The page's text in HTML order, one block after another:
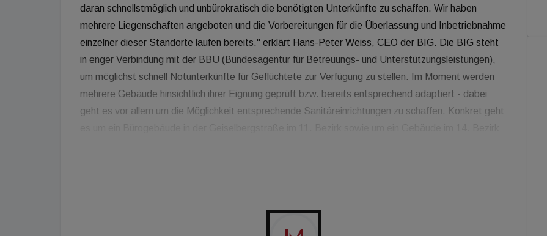
daran schnellstmöglich und unbürokratisch die benötigten Unterkünfte zu schaffen. Wir haben
mehrere Liegenschaften angeboten und die Vorbereitungen für die Überlassung und Inbetriebnahme
einzelner dieser Standorte laufen bereits." erklärt Hans-Peter Weiss, CEO der BIG. Die BIG steht
in enger Verbindung mit der BBU (Bundesagentur für Betreuungs- und Unterstützungsleistungen),
um möglichst schnell Notunterkünfte für Geflüchtete zur Verfügung zu stellen. Im Moment werden
mehrere Gebäude hinsichtlich ihrer Eignung geprüft bzw. bereits entsprechend adaptiert - dabei
geht es vor allem um die Möglichkeit entsprechende Sanitäreinrichtungen zu schaffen. Konkret geht
und Callcenter aber auch zur Lagerung von Sachspenden sucht.